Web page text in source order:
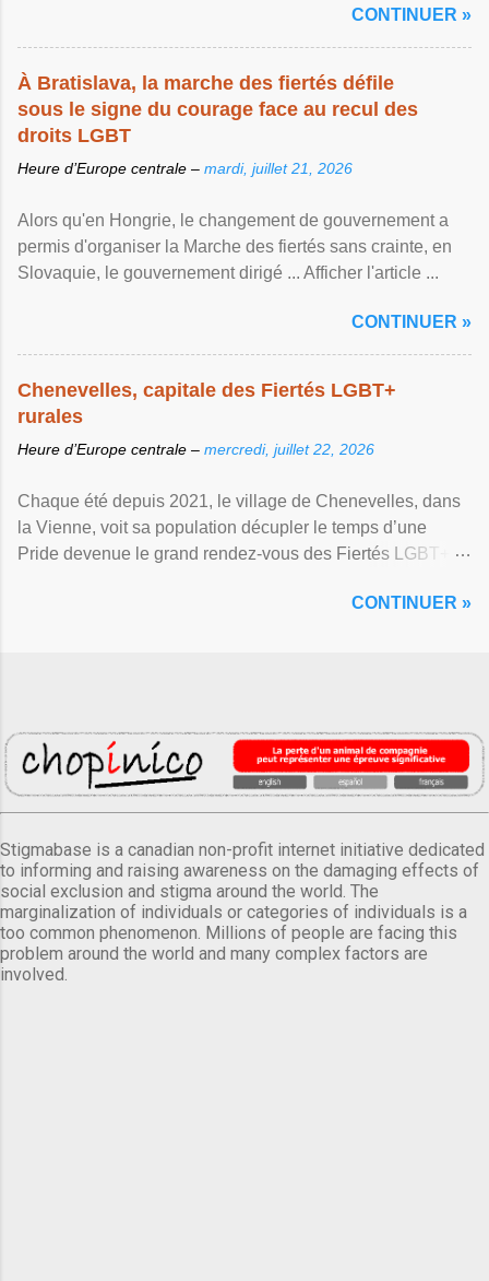
CONTINUER »
À Bratislava, la marche des fiertés défile
sous le signe du courage face au recul des
droits LGBT
Heure d’Europe centrale – mardi, juillet 21, 2026
Alors qu'en Hongrie, le changement de gouvernement a
permis d'organiser la Marche des fiertés sans crainte, en
Slovaquie, le gouvernement dirigé ... Afficher l'article ...
CONTINUER »
Chenevelles, capitale des Fiertés LGBT+
rurales
Heure d’Europe centrale – mercredi, juillet 22, 2026
Chaque été depuis 2021, le village de Chenevelles, dans
la Vienne, voit sa population décupler le temps d’une
Pride devenue le grand rendez-vous des Fiertés LGBT+
CONTINUER »
Stigmabase is a canadian non-profit internet initiative dedicated
to informing and raising awareness on the damaging effects of
social exclusion and stigma around the world. The
marginalization of individuals or categories of individuals is a
too common phenomenon. Millions of people are facing this
problem around the world and many complex factors are
involved.